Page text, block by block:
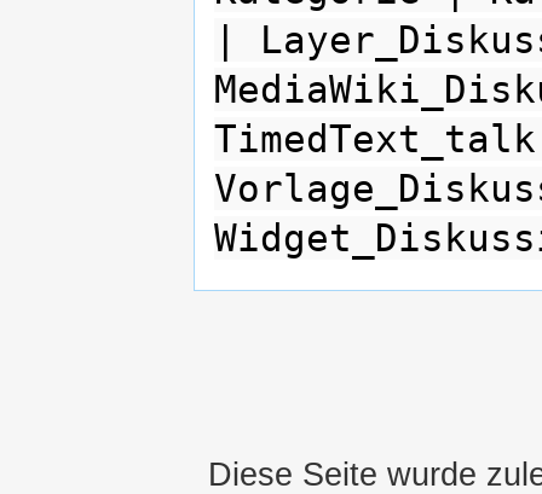
|
Diese Seite wurde